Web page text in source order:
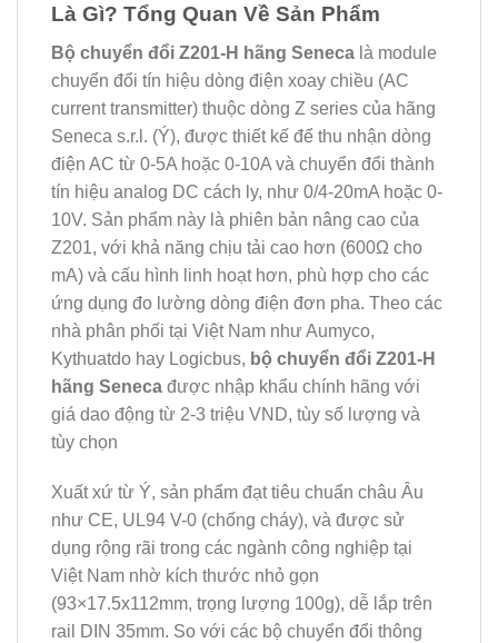
Là Gì? Tổng Quan Về Sản Phẩm
Bộ chuyển đổi Z201-H hãng Seneca là module
chuyển đổi tín hiệu dòng điện xoay chiều (AC
current transmitter) thuộc dòng Z series của hãng
Seneca s.r.l. (Ý), được thiết kế để thu nhận dòng
điện AC từ 0-5A hoặc 0-10A và chuyển đổi thành
tín hiệu analog DC cách ly, như 0/4-20mA hoặc 0-
10V. Sản phẩm này là phiên bản nâng cao của
Z201, với khả năng chịu tải cao hơn (600Ω cho
mA) và cấu hình linh hoạt hơn, phù hợp cho các
ứng dụng đo lường dòng điện đơn pha. Theo các
nhà phân phối tại Việt Nam như Aumyco,
Kythuatdo hay Logicbus, bộ chuyển đổi Z201-H
hãng Seneca được nhập khẩu chính hãng với
giá dao động từ 2-3 triệu VND, tùy số lượng và
tùy chọn
Xuất xứ từ Ý, sản phẩm đạt tiêu chuẩn châu Âu
như CE, UL94 V-0 (chống cháy), và được sử
dụng rộng rãi trong các ngành công nghiệp tại
Việt Nam nhờ kích thước nhỏ gọn
(93×17.5x112mm, trọng lượng 100g), dễ lắp trên
rail DIN 35mm. So với các bộ chuyển đổi thông